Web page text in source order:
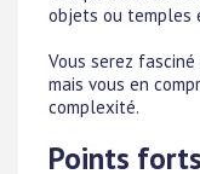
objets ou temples
Vous serez
mais vous en
complexité.
Points forts